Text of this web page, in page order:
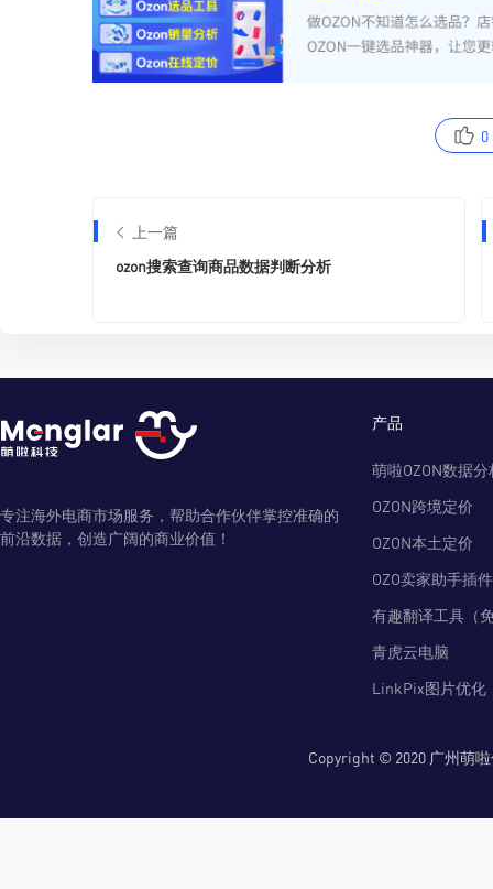
0
上一篇
ozon搜索查询商品数据判断分析
专注海外电商市场服务，帮助合作伙伴掌控准确的
前沿数据，创造广阔的商业价值！
产品
萌啦OZON数据分
OZON跨境定价
OZON本土定价
OZO卖家助手插件
有趣翻译工具（
青虎云电脑
LinkPix图片优化
Copyright © 2020 广州萌